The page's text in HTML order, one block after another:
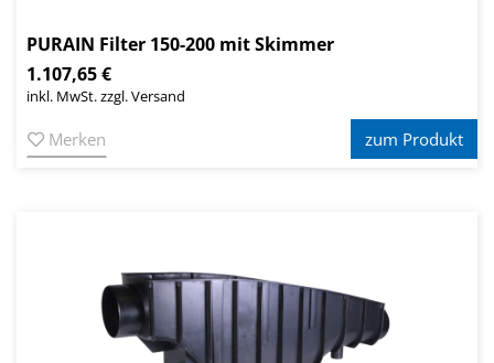
PURAIN Filter 150-200 mit Skimmer
1.107,65 €
inkl. MwSt. zzgl. Versand
Merken zum Produkt